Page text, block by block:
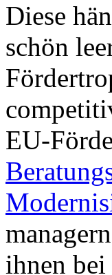
Diese
schön
EU-
ihnen